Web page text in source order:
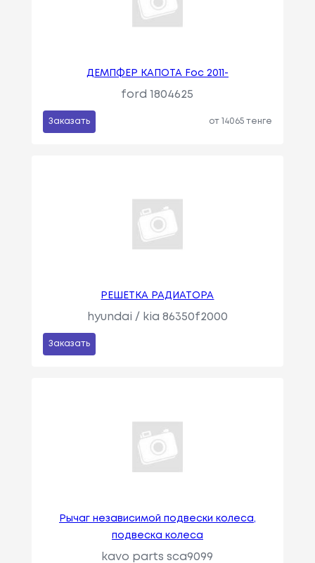
ДЕМПФЕР КАПОТА Foc 2011-
ford 1804625
Заказать от 14065 тенге
РЕШЕТКА РАДИАТОРА
hyundai / kia 86350f2000
Заказать
Рычаг независимой подвески колеса,
подвеска колеса
kavo parts sca9099